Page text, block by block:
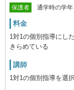
保護者 通学時の学年
料金
1対1の個別指導にし
きらめている
講師
1対1の個別指導を選